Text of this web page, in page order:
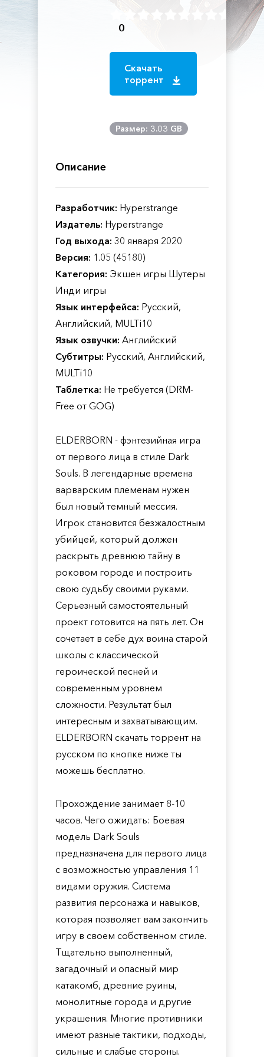
0
Скачать
торрент
Размер: 3.03 GB
Описание
Разработчик: Hyperstrange
Издатель: Hyperstrange
Год выхода: 30 января 2020
Версия: 1.05 (45180)
Категория: Экшен игры Шутеры
Инди игры
Язык интерфейса: Русский,
Английский, MULTi10
Язык озвучки: Английский
Субтитры: Русский, Английский,
MULTi10
Таблетка: Не требуется (DRM-
Free от GOG)
ELDERBORN - фэнтезийная игра
от первого лица в стиле Dark
Souls. В легендарные времена
варварским племенам нужен
был новый темный мессия.
Игрок становится безжалостным
убийцей, который должен
раскрыть древнюю тайну в
роковом городе и построить
свою судьбу своими руками.
Серьезный самостоятельный
проект готовится на пять лет. Он
сочетает в себе дух воина старой
школы с классической
героической песней и
современным уровнем
сложности. Результат был
интересным и захватывающим.
ELDERBORN скачать торрент на
русском по кнопке ниже ты
можешь бесплатно.
Прохождение занимает 8-10
часов. Чего ожидать: Боевая
модель Dark Souls
предназначена для первого лица
с возможностью управления 11
видами оружия. Система
развития персонажа и навыков,
которая позволяет вам закончить
игру в своем собственном стиле.
Тщательно выполненный,
загадочный и опасный мир
катакомб, древние руины,
монолитные города и другие
украшения. Многие противники
имеют разные тактики, подходы,
сильные и слабые стороны.